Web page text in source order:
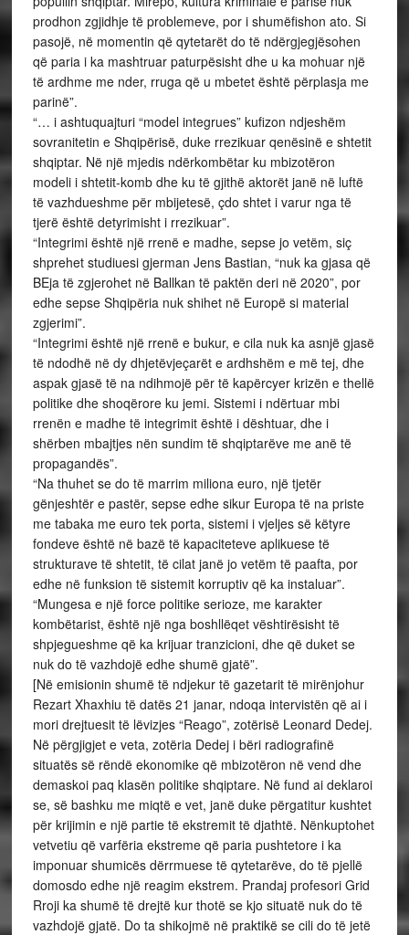
prodhon zgjidhje të problemeve, por i shumëfishon ato. Si
pasojë, në momentin që qytetarët do të ndërgjegjësohen
që paria i ka mashtruar paturpësisht dhe u ka mohuar një
të ardhme me nder, rruga që u mbetet është përplasja me
parinë”.
“… i ashtuquajturi “model integrues” kufizon ndjeshëm
sovranitetin e Shqipërisë, duke rrezikuar qenësinë e shtetit
shqiptar. Në një mjedis ndërkombëtar ku mbizotëron
modeli i shtetit-komb dhe ku të gjithë aktorët janë në luftë
të vazhdueshme për mbijetesë, çdo shtet i varur nga të
tjerë është detyrimisht i rrezikuar”.
“Integrimi është një rrenë e madhe, sepse jo vetëm, siç
shprehet studiuesi gjerman Jens Bastian, “nuk ka gjasa që
BEja të zgjerohet në Ballkan të paktën deri në 2020”, por
edhe sepse Shqipëria nuk shihet në Europë si material
zgjerimi”.
“Integrimi është një rrenë e bukur, e cila nuk ka asnjë gjasë
të ndodhë në dy dhjetëvjeçarët e ardhshëm e më tej, dhe
aspak gjasë të na ndihmojë për të kapërcyer krizën e thellë
politike dhe shoqërore ku jemi. Sistemi i ndërtuar mbi
rrenën e madhe të integrimit është i dështuar, dhe i
shërben mbajtjes nën sundim të shqiptarëve me anë të
propagandës”.
“Na thuhet se do të marrim miliona euro, një tjetër
gënjeshtër e pastër, sepse edhe sikur Europa të na priste
me tabaka me euro tek porta, sistemi i vjeljes së këtyre
fondeve është në bazë të kapaciteteve aplikuese të
strukturave të shtetit, të cilat janë jo vetëm të paafta, por
edhe në funksion të sistemit korruptiv që ka instaluar”.
“Mungesa e një force politike serioze, me karakter
kombëtarist, është një nga boshllëqet vështirësisht të
shpjegueshme që ka krijuar tranzicioni, dhe që duket se
nuk do të vazhdojë edhe shumë gjatë”.
[Në emisionin shumë të ndjekur të gazetarit të mirënjohur
Rezart Xhaxhiu të datës 21 janar, ndoqa intervistën që ai i
mori drejtuesit të lëvizjes “Reago”, zotërisë Leonard Dedej.
Në përgjigjet e veta, zotëria Dedej i bëri radiografinë
situatës së rëndë ekonomike që mbizotëron në vend dhe
demaskoi paq klasën politike shqiptare. Në fund ai deklaroi
se, së bashku me miqtë e vet, janë duke përgatitur kushtet
për krijimin e një partie të ekstremit të djathtë. Nënkuptohet
vetvetiu që varfëria ekstreme që paria pushtetore i ka
imponuar shumicës dërrmuese të qytetarëve, do të pjellë
domosdo edhe një reagim ekstrem. Prandaj profesori Grid
Rroji ka shumë të drejtë kur thotë se kjo situatë nuk do të
vazhdojë gjatë. Do ta shikojmë në praktikë se cili do të jetë